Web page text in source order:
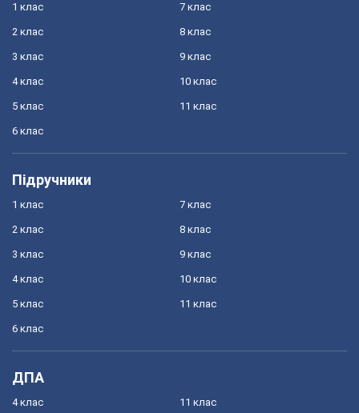
1 клас
2 клас
3 клас
4 клас
5 клас
6 клас
7 клас
8 клас
9 клас
10 клас
11 клас
Підручники
1 клас
2 клас
3 клас
4 клас
5 клас
6 клас
7 клас
8 клас
9 клас
10 клас
11 клас
ДПА
4 клас 11 клас